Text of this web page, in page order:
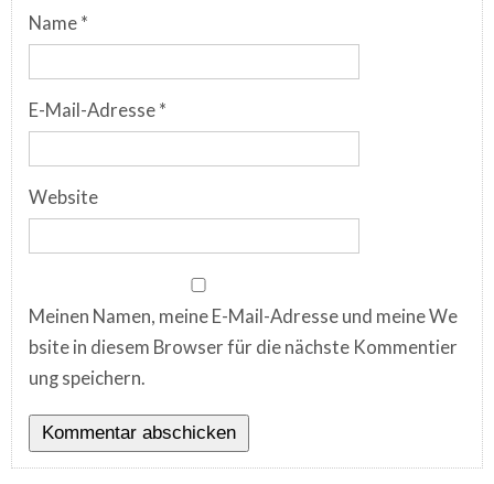
Name *
E-Mail-Adresse *
Website
Meinen Namen, meine E-Mail-Adresse und meine We
bsite in diesem Browser für die nächste Kommentier
ung speichern.